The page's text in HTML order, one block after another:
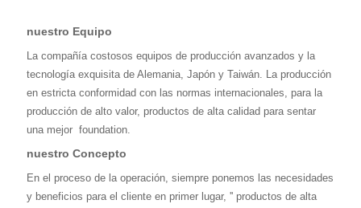
nuestro Equipo
La compañía costosos equipos de producción avanzados y la
tecnología exquisita de Alemania, Japón y Taiwán. La producción
en estricta conformidad con las normas internacionales, para la
producción de alto valor, productos de alta calidad para sentar
una mejor foundation.
nuestro Concepto
En el proceso de la operación, siempre ponemos las necesidades
y beneficios para el cliente en primer lugar, '' productos de alta